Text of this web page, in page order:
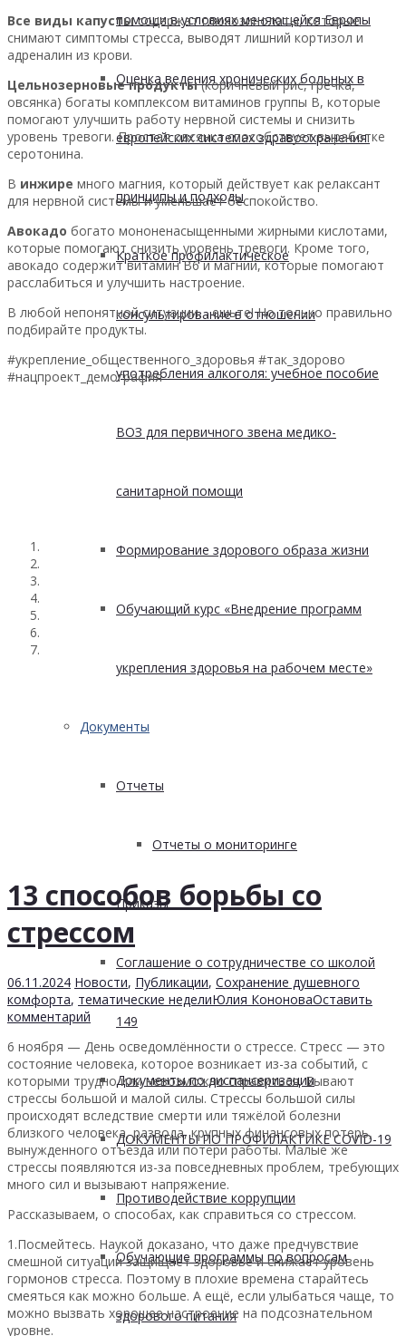
помощи в условиях меняющейся Европы
Оценка ведения хронических больных в
европейских системах здравоохранения:
принципы и подходы
Краткое профилактическое
консультирование в отношении
употребления алкоголя: учебное пособие
ВОЗ для первичного звена медико-
санитарной помощи
Формирование здорового образа жизни
Обучающий курс «Внедрение программ
укрепления здоровья на рабочем месте»
Документы
Отчеты
Отчеты о мониторинге
Приказы
Соглашение о сотрудничестве со школой
149
Документы по диспансеризации
ДОКУМЕНТЫ ПО ПРОФИЛАКТИКЕ COVID-19
Противодействие коррупции
Обучающие программы по вопросам
здорового питания
Все виды капустысодержат глюкозинолаты, которые
снимают симптомы стресса, выводят лишний кортизол и
адреналин из крови.
Цельнозерновые продукты(коричневый рис, гречка,
овсянка) богаты комплексом витаминов группы B, которые
помогают улучшить работу нервной системы и снизить
уровень тревоги. Простая овсянка способствует выработке
серотонина.
В инжире много магния, который действует как релаксант
для нервной системы и уменьшает беспокойство.
Авокадо богато мононенасыщенными жирными кислотами,
которые помогают снизить уровень тревоги. Кроме того,
авокадо содержит витамин B6 и магний, которые помогают
расслабиться и улучшить настроение.
В любой непонятной ситуации… ешьте! Но только правильно
подбирайте продукты.
#укрепление_общественного_здоровья #так_здорово
#нацпроект_демография
13 способов борьбы со
стрессом
06.11.2024 Новости, Публикации, Сохранение душевного
комфорта, тематические неделиЮлия КононоваОставить
комментарий
6 ноября — День осведомлённости о стрессе. Стресс — это
состояние человека, которое возникает из-за событий, с
которыми трудно или невозможно справиться. Бывают
стрессы большой и малой силы. Стрессы большой силы
происходят вследствие смерти или тяжёлой болезни
близкого человека, развода, крупных финансовых потерь,
вынужденного отъезда или потери работы. Малые же
стрессы появляются из-за повседневных проблем, требующих
много сил и вызывают напряжение.
Рассказываем, о способах, как справиться со стрессом.
1.Посмейтесь. Наукой доказано, что даже предчувствие
смешной ситуации защищает здоровье и снижает уровень
гормонов стресса. Поэтому в плохие времена старайтесь
смеяться как можно больше. А ещё, если улыбаться чаще, то
можно вызвать хорошее настроение на подсознательном
уровне.